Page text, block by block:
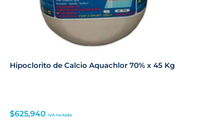
Hipoclorito de Calcio Aquachlor 70% x 45 Kg
$625,940 IVA Incluido